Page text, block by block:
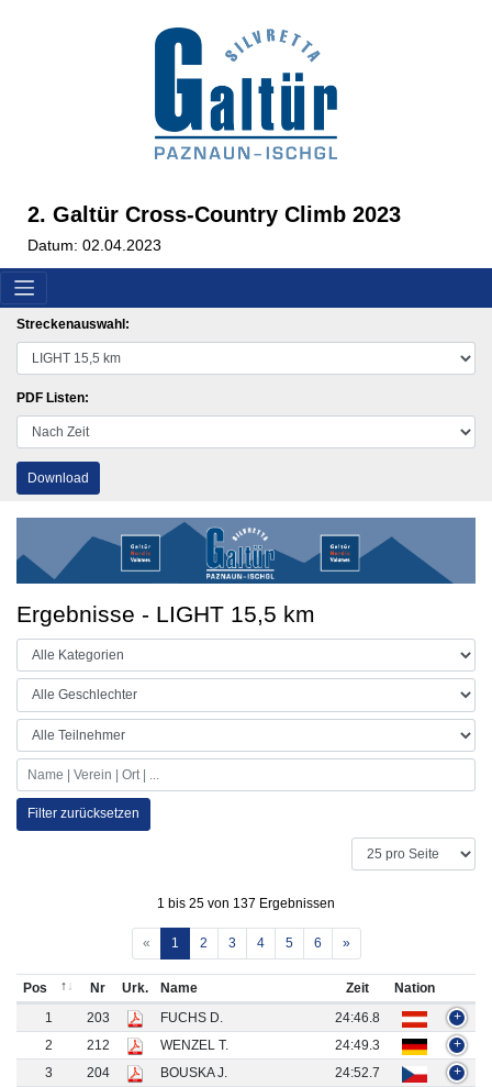
2. Galtür Cross-Country Climb 2023
Datum: 02.04.2023
Streckenauswahl:
PDF Listen:
Download
Ergebnisse - LIGHT 15,5 km
Filter zurücksetzen
1 bis 25 von 137 Ergebnissen
« 1 2 3 4 5 6 »
Pos Nr Urk. Name Zeit
Nation
1
203 FUCHS D. 24:46.8
+
2
212 WENZEL T. 24:49.3
+
3
204 BOUSKA J. 24:52.7
+